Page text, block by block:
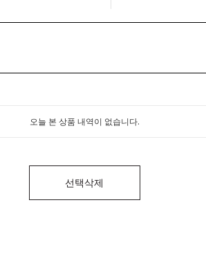
오늘 본 상품 내역이 없습니다.
선택삭제